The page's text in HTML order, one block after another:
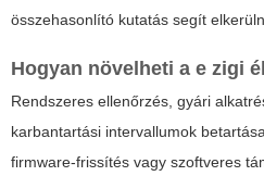
összehasonlító kutatás segít
Hogyan növelheti a e zigi
Rendszeres ellenőrzés, gyári
karbantartási intervallumok
firmware-frissítés vagy szoftveres